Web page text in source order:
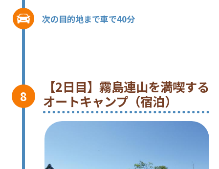
次の目的地まで車で40分
【2日目】霧島連山を満喫する
オートキャンプ（宿泊）